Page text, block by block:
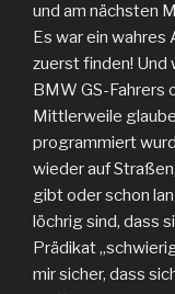
und am nächsten
Es war ein
zuerst finden! Und
BMW GS-
Mittlerweile
programmiert
wieder auf
gibt oder schon
löchrig sind, dass
Prädikat
mir sicher, dass